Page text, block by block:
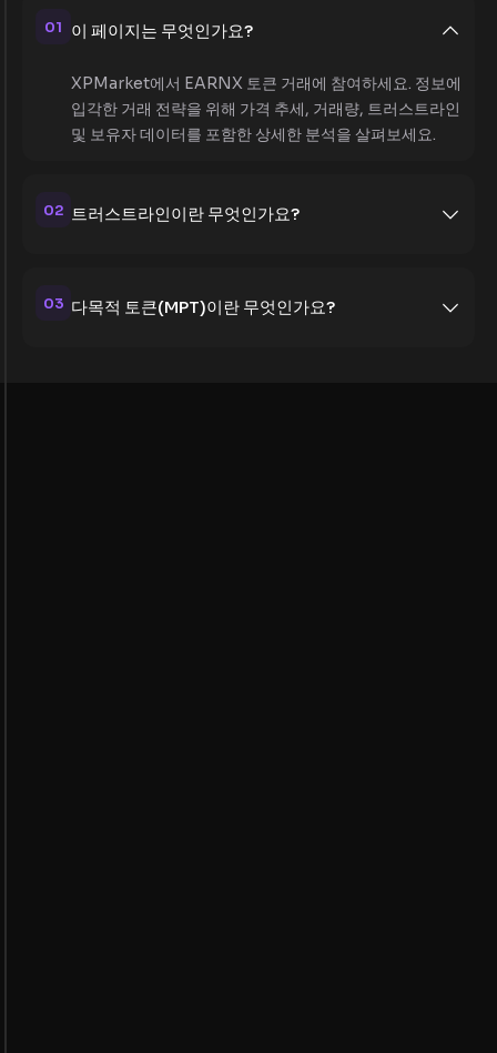
01 이 페이지는 무엇인가요?
XPMarket에서 EARNX 토큰 거래에 참여하세요. 정보에
입각한 거래 전략을 위해 가격 추세, 거래량, 트러스트라인
및 보유자 데이터를 포함한 상세한 분석을 살펴보세요.
02 트러스트라인이란 무엇인가요?
03 다목적 토큰(MPT)이란 무엇인가요?